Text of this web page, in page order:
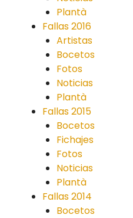
Plantà
Fallas 2016
Artistas
Bocetos
Fotos
Noticias
Plantà
Fallas 2015
Bocetos
Fichajes
Fotos
Noticias
Plantà
Fallas 2014
Bocetos